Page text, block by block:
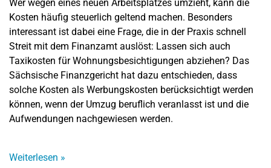
Wer wegen eines neuen Arbeitsplatzes umzieht, kann die
Kosten häufig steuerlich geltend machen. Besonders
interessant ist dabei eine Frage, die in der Praxis schnell
Streit mit dem Finanzamt auslöst: Lassen sich auch
Taxikosten für Wohnungsbesichtigungen abziehen? Das
Sächsische Finanzgericht hat dazu entschieden, dass
solche Kosten als Werbungskosten berücksichtigt werden
können, wenn der Umzug beruflich veranlasst ist und die
Aufwendungen nachgewiesen werden.
Weiterlesen »